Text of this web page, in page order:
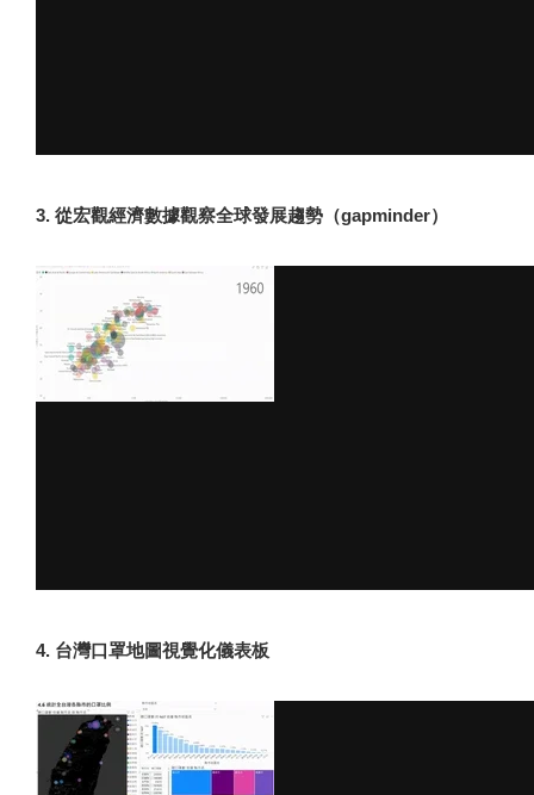
3. 從宏觀經濟數據觀察全球發展趨勢（gapminder）
4. 台灣口罩地圖視覺化儀表板